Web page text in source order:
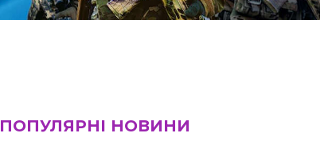
ПОПУЛЯРНІ НОВИНИ